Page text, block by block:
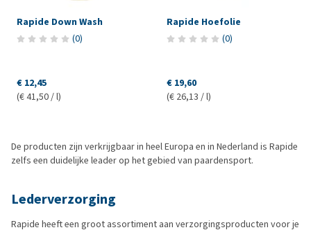
Rapide Down Wash
(0)
€ 12,45
(€ 41,50 / l)
Rapide Hoefolie
(0)
€ 19,60
(€ 26,13 / l)
De producten zijn verkrijgbaar in heel Europa en in Nederland is Rapide
zelfs een duidelijke leader op het gebied van paardensport.
Lederverzorging
Rapide heeft een groot assortiment aan verzorgingsproducten voor je